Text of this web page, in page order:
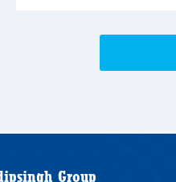
Group